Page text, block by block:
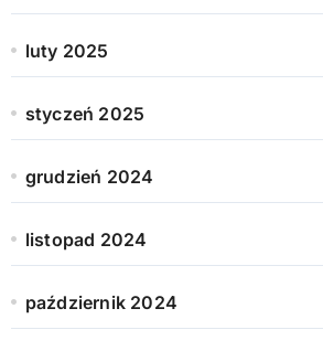
luty 2025
styczeń 2025
grudzień 2024
listopad 2024
październik 2024